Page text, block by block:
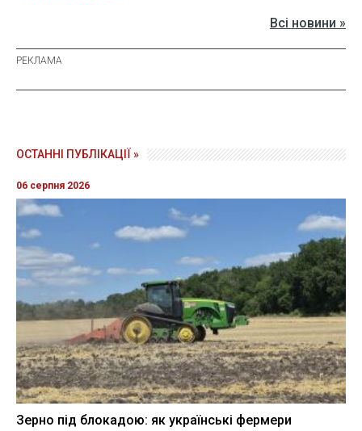
Всі новини »
ОСТАННІ ПУБЛІКАЦІЇ »
06 серпня 2026
Зерно під блокадою: як українські фермери